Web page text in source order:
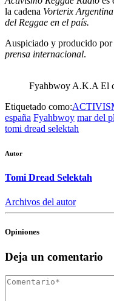
la cadena Vorterix Argentina
del Reggae en el país.
Auspiciado y producido por
prensa internacional.
Fyahbwoy A.K.A El
Etiquetado como:
españa Fyahbwoy mar del
tomi dread selektah
Autor
Tomi Dread Selektah
Archivos del autor
Opiniones
Deja un comentario